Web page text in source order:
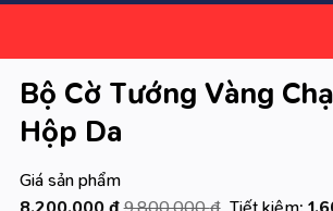
Bộ Cờ Tướng Vàng
Hộp Da
Giá sản phẩm